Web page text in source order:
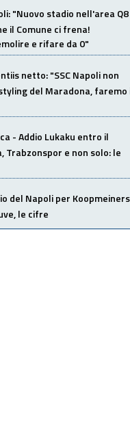
"Nuovo stadio nell'area
il Comune ci frena!
e rifare da 0"
netto: "SSC Napoli non
del Maradona, faremo
- Addio Lukaku entro il
Trabzonspor e non solo: le
del Napoli per
le cifre